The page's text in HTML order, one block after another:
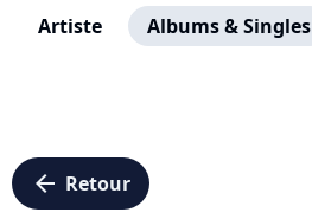
Artiste Albums & Singles
arrow_left Retour